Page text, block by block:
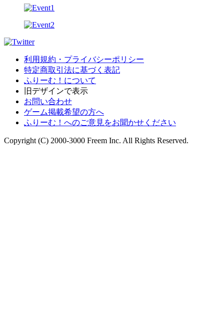
利用規約・プライバシーポリシー
特定商取引法に基づく表記
ふりーむ！について
旧デザインで表示
お問い合わせ
ゲーム掲載希望の方へ
ふりーむ！へのご意見をお聞かせください
Copyright (C) 2000-3000 Freem Inc. All Rights Reserved.